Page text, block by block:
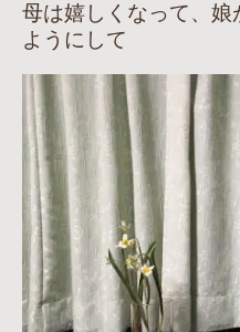
母は嬉しくなって、娘
ようにして